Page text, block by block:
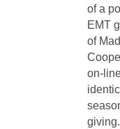
of a
EMT
of
on-
giving.